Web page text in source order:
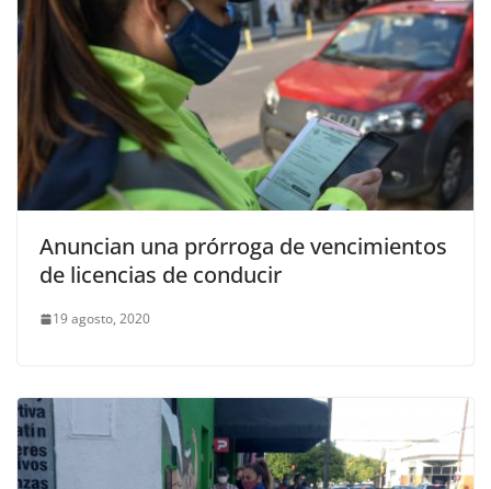
Anuncian una prórroga de vencimientos
de licencias de conducir
19 agosto, 2020